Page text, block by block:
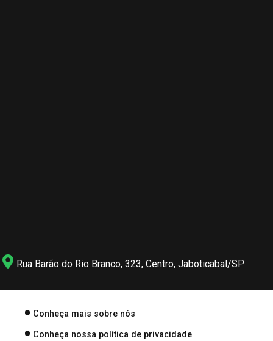
Rua Barão do Rio Branco, 323, Centro, Jaboticabal/SP
Conheça mais sobre nós
Conheça nossa política de privacidade